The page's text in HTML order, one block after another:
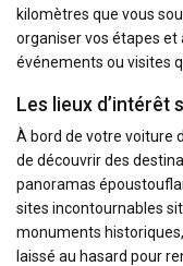
kilomètres que vous
organiser vos étapes
événements ou visites
Les lieux d’intérêt
À bord de votre voiture
de découvrir des
panoramas
sites incontournables
monuments
laissé au hasard pour